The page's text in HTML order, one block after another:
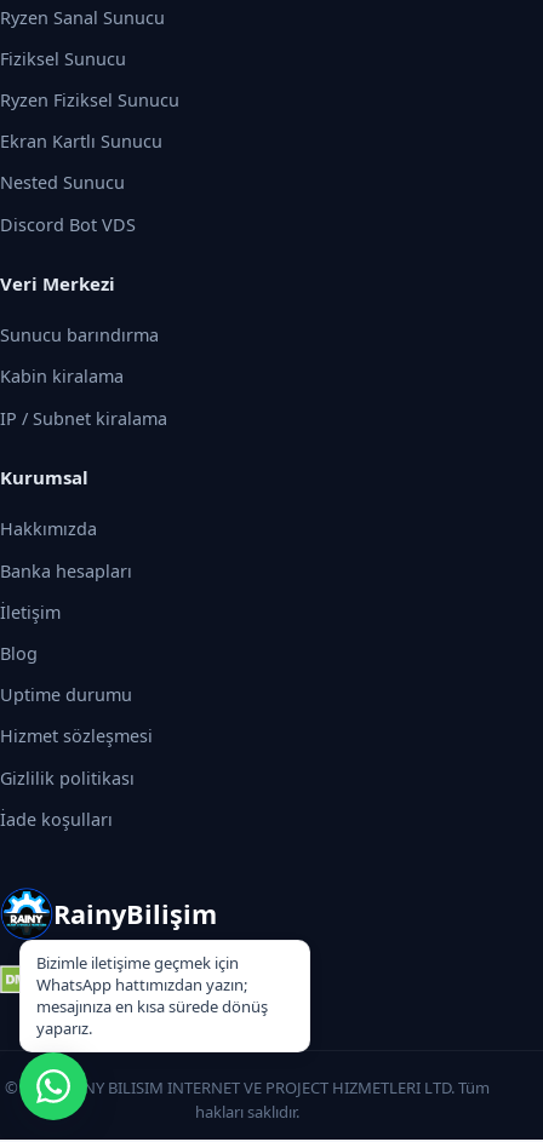
Ryzen Sanal Sunucu
Fiziksel Sunucu
Ryzen Fiziksel Sunucu
Ekran Kartlı Sunucu
Nested Sunucu
Discord Bot VDS
Veri Merkezi
Sunucu barındırma
Kabin kiralama
IP / Subnet kiralama
Kurumsal
Hakkımızda
Banka hesapları
İletişim
Blog
Uptime durumu
Hizmet sözleşmesi
Gizlilik politikası
İade koşulları
RainyBilişim
© 2026 RAINY BILISIM INTERNET VE PROJECT HIZMETLERI LTD. Tüm
hakları saklıdır.
Bizimle iletişime geçmek için
WhatsApp hattımızdan yazın;
mesajınıza en kısa sürede dönüş
yaparız.